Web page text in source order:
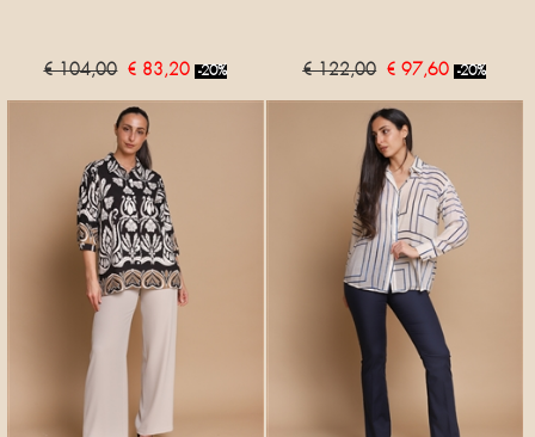
€ 104,00 € 83,20 -20% € 122,00 € 97,60 -20%